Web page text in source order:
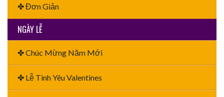
✤ Đơn Giản
NGÀY LỄ
✤ Chúc Mừng Năm Mới
✤ Lễ Tình Yêu Valentines